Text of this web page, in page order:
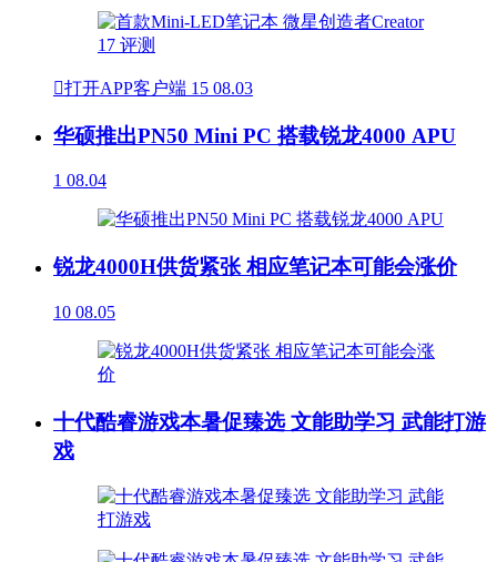
打开APP客户端 15 08.03
华硕推出PN50 Mini PC 搭载锐龙4000 APU
1 08.04
锐龙4000H供货紧张 相应笔记本可能会涨价
10 08.05
十代酷睿游戏本暑促臻选 文能助学习 武能打游
戏